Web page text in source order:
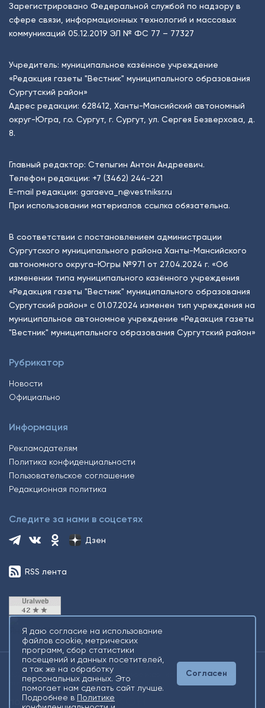
Зарегистрировано Федеральной службой по надзору в
сфере связи, информационных технологий и массовых
коммуникаций 05.12.2019 ЭЛ № ФС 77 – 77327
Учредитель: муниципальное казённое учреждение
«Редакция газеты "Вестник" муниципального образования
Сургутский район»
Адрес редакции: 628412, Ханты-Мансийский автономный
округ-Югра, г.о. Сургут, г. Сургут, ул. Сергея Безверхова, д.
8.
Главный редактор: Степыгин Антон Андреевич.
Телефон редакции: +7 (3462) 244-221
E-mail редакции: garaeva_n@vestniksr.ru
При использовании материалов ссылка обязательна.
В соответствии с постановлением администрации
Сургутского муниципального района Ханты-Мансийского
автономного округа-Югры №971 от 27.04.2024 г. «Об
изменении типа муниципального казённого учреждения
«Редакция газеты "Вестник" муниципального образования
Сургутский район» с 01.07.2024 изменен тип учреждения на
муниципальное автономное учреждение «Редакция газеты
"Вестник" муниципального образования Сургутский район»
Рубрикатор
Новости
Официально
Информация
Рекламодателям
Политика конфиденциальности
Пользовательское соглашение
Редакционная политика
Следите за нами в соцсетях
Дзен
RSS лента
2026 © Все права защищены. Сетевое издание Информационное
агентство «Югорский снегирь» +16
Я даю согласие на использование
файлов cookie, метрических
программ, сбор статистики
посещений и данных посетителей,
а так же на обработку
персональных данных. Это
помогает нам сделать сайт лучше.
Подробнее в Политике
Согласен